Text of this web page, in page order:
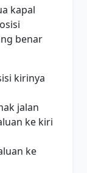
kapal
benar
kirinya
jalan
ke kiri
ke